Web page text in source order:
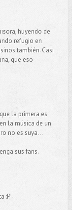
huyendo de
refugio en
también. Casi
que eso
la primera es
la música de un
no es suya...
sus fans.
:P